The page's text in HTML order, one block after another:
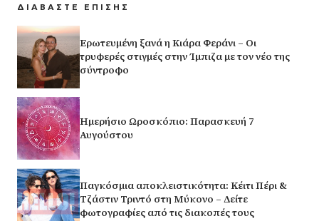
ΔΙΑΒΑΣΤΕ ΕΠΙΣΗΣ
Ερωτευμένη ξανά η Κιάρα Φεράνι – Οι
τρυφερές στιγμές στην Ίμπιζα με τον νέο της
σύντροφο
Ημερήσιο Ωροσκόπιο: Παρασκευή 7
Αυγούστου
Παγκόσμια αποκλειστικότητα: Κέιτι Πέρι &
Τζάστιν Τριντό στη Μύκονο – Δείτε
φωτογραφίες από τις διακοπές τους